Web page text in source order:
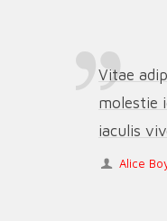
Vitae
molestie
iaculis
Alice